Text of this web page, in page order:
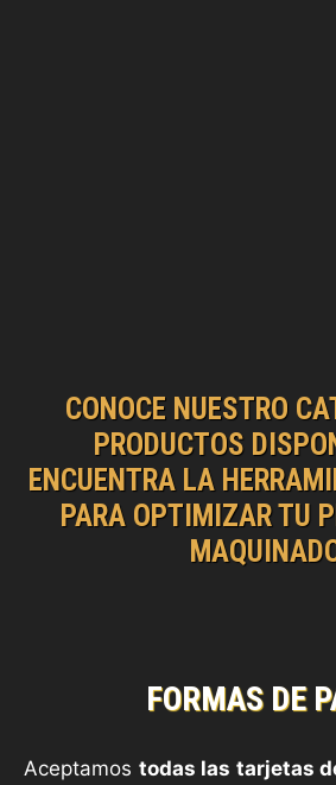
CONOCE NUESTRO
PRODUCTOS
ENCUENTRA LA
PARA OPTIMIZAR TU
FORMAS DE
Aceptamos todas las tarjetas